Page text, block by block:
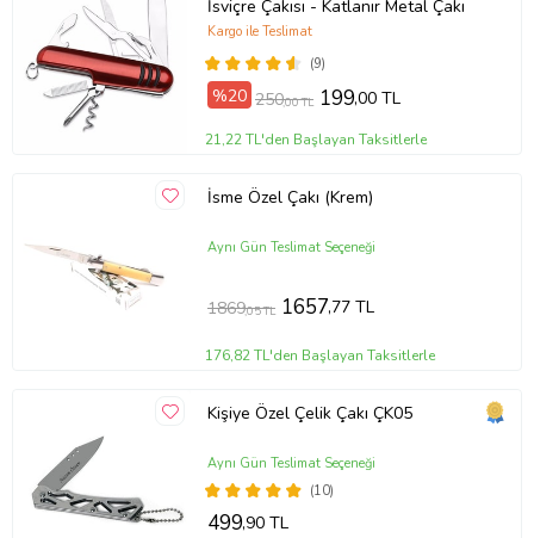
İsviçre Çakısı - Katlanır Metal Çakı
(9)
Kargo ile Teslimat
%20 250,00 TL 199,00 TL
21,22 TL'den Başlayan Taksitlerle
İsme Özel Çakı (Krem)
Aynı Gün Teslimat Seçeneği
1869,05 TL 1657,77 TL
176,82 TL'den Başlayan Taksitlerle
Kişiye Özel Çelik Çakı ÇK05
(10)
Aynı Gün Teslimat Seçeneği
499,90 TL